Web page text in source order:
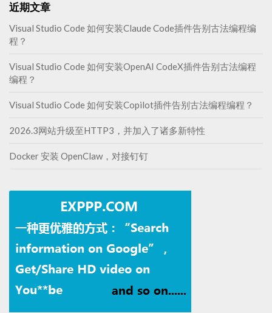
近期文章
Visual Studio Code 如何安装Claude Code插件告别古法编程编
程？
Visual Studio Code 如何安装OpenAI CodeX插件告别古法编程
编程？
Visual Studio Code 如何安装Copilot插件告别古法编程编程？
2026.3网站升级至HTTP3，并加入了诸多新特性
Docker 安装 OpenClaw，对接钉钉